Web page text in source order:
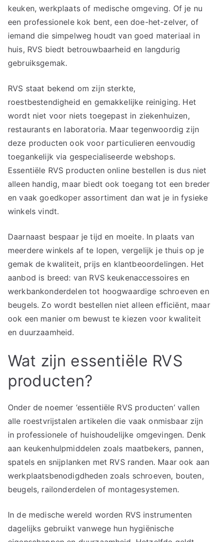
keuken, werkplaats of medische omgeving. Of je nu
een professionele kok bent, een doe-het-zelver, of
iemand die simpelweg houdt van goed materiaal in
huis, RVS biedt betrouwbaarheid en langdurig
gebruiksgemak.
RVS staat bekend om zijn sterkte,
roestbestendigheid en gemakkelijke reiniging. Het
wordt niet voor niets toegepast in ziekenhuizen,
restaurants en laboratoria. Maar tegenwoordig zijn
deze producten ook voor particulieren eenvoudig
toegankelijk via gespecialiseerde webshops.
Essentiële RVS producten online bestellen is dus niet
alleen handig, maar biedt ook toegang tot een breder
en vaak goedkoper assortiment dan wat je in fysieke
winkels vindt.
Daarnaast bespaar je tijd en moeite. In plaats van
meerdere winkels af te lopen, vergelijk je thuis op je
gemak de kwaliteit, prijs en klantbeoordelingen. Het
aanbod is breed: van RVS keukenaccessoires en
werkbankonderdelen tot hoogwaardige schroeven en
beugels. Zo wordt bestellen niet alleen efficiënt, maar
ook een manier om bewust te kiezen voor kwaliteit
en duurzaamheid.
Wat zijn essentiële RVS
producten?
Onder de noemer ‘essentiële RVS producten’ vallen
alle roestvrijstalen artikelen die vaak onmisbaar zijn
in professionele of huishoudelijke omgevingen. Denk
aan keukenhulpmiddelen zoals maatbekers, pannen,
spatels en snijplanken met RVS randen. Maar ook aan
werkplaatsbenodigdheden zoals schroeven, bouten,
beugels, railonderdelen of montagesystemen.
In de medische wereld worden RVS instrumenten
dagelijks gebruikt vanwege hun hygiënische